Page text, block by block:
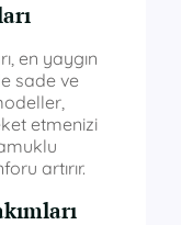
en yaygın
sade ve
etmenizi
artırır.